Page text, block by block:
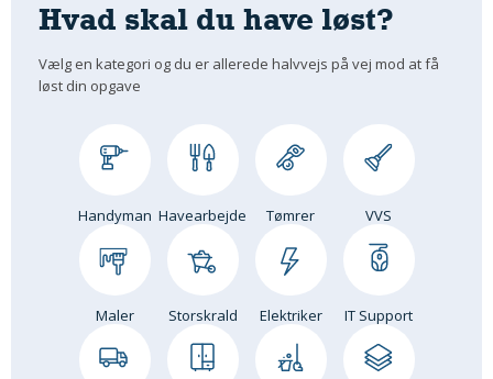
Hvad skal du have løst?
Vælg en kategori og du er allerede halvvejs på vej mod at få
løst din opgave
Handyman Havearbejde Tømrer VVS
Maler Storskrald Elektriker IT Support